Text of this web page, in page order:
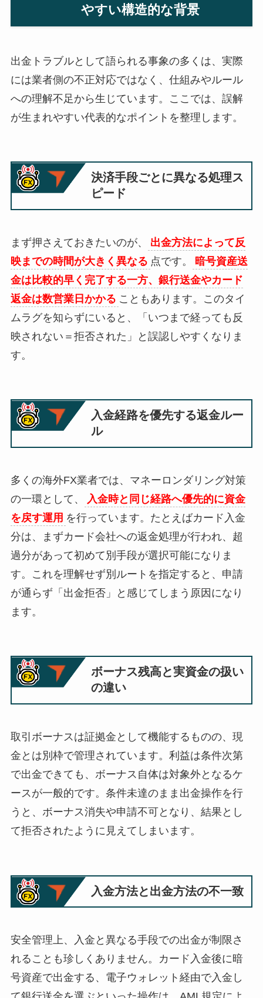
やすい構造的な背景
出金トラブルとして語られる事象の多くは、実際
には業者側の不正対応ではなく、仕組みやルール
への理解不足から生じています。ここでは、誤解
が生まれやすい代表的なポイントを整理します。
決済手段ごとに異なる処理ス
ピード
まず押さえておきたいのが、
出金方法によって反
映までの時間が大きく異なる 点です。
暗号資産送
金は比較的早く完了する一方、銀行送金やカード
返金は数営業日かかる こともあります。このタイ
ムラグを知らずにいると、「いつまで経っても反
映されない＝拒否された」と誤認しやすくなりま
す。
入金経路を優先する返金ルー
ル
多くの海外FX業者では、マネーロンダリング対策
の一環として、
入金時と同じ経路へ優先的に資金
を戻す運用 を行っています。たとえばカード入金
分は、まずカード会社への返金処理が行われ、超
過分があって初めて別手段が選択可能になりま
す。これを理解せず別ルートを指定すると、申請
が通らず「出金拒否」と感じてしまう原因になり
ます。
ボーナス残高と実資金の扱い
の違い
取引ボーナスは証拠金として機能するものの、現
金とは別枠で管理されています。利益は条件次第
で出金できても、ボーナス自体は対象外となるケ
ースが一般的です。条件未達のまま出金操作を行
うと、ボーナス消失や申請不可となり、結果とし
て拒否されたように見えてしまいます。
入金方法と出金方法の不一致
安全管理上、入金と異なる手段での出金が制限さ
れることも珍しくありません。カード入金後に暗
号資産で出金する、電子ウォレット経由で入金し